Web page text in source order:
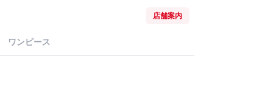
店舗案内
ワンピース